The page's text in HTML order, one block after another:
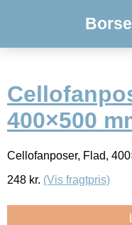
400×500
Cellofanposer, Flad,
248 kr. (Vis fragtpris)